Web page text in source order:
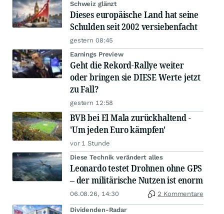
Schweiz glänzt
Dieses europäische Land hat seine
Schulden seit 2002 versiebenfacht
gestern 08:45
Earnings Preview
Geht die Rekord-Rallye weiter
oder bringen sie DIESE Werte jetzt
zu Fall?
gestern 12:58
BVB bei El Mala zurückhaltend -
'Um jeden Euro kämpfen'
vor 1 Stunde
Diese Technik verändert alles
Leonardo testet Drohnen ohne GPS
– der militärische Nutzen ist enorm
06.08.26, 14:30 2 Kommentare
Dividenden-Radar